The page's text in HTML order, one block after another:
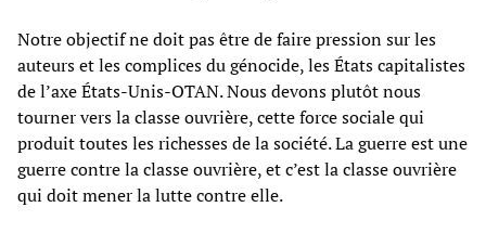
Notre objectif ne doit pas être de faire pression sur les
auteurs et les complices du génocide, les États capitalistes
de l’axe États-Unis-OTAN. Nous devons plutôt nous
tourner vers la classe ouvrière, cette force sociale qui
produit toutes les richesses de la société. La guerre est une
guerre contre la classe ouvrière, et c’est la classe ouvrière
qui doit mener la lutte contre elle.